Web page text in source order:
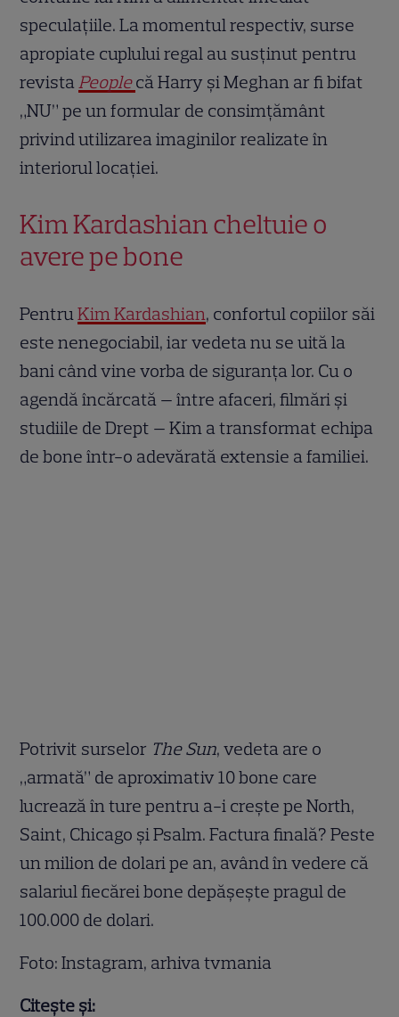
speculațiile. La momentul respectiv, surse
apropiate cuplului regal au susținut pentru
revista Peoplecă Harry și Meghan ar fi bifat
„NU” pe un formular de consimțământ
privind utilizarea imaginilor realizate în
interiorul locației.
Kim Kardashian cheltuie o
avere pe bone
PentruKim Kardashian, confortul copiilor săi
este nenegociabil, iar vedeta nu se uită la
bani când vine vorba de siguranța lor. Cu o
agendă încărcată — între afaceri, filmări și
studiile de Drept — Kim a transformat echipa
de bone într-o adevărată extensie a familiei.
Potrivit surselor The Sun, vedeta are o
„armată” de aproximativ 10 bone care
lucrează în ture pentru a-i crește pe North,
Saint, Chicago și Psalm. Factura finală? Peste
un milion de dolari pe an, având în vedere că
salariul fiecărei bone depășește pragul de
100.000 de dolari.
Foto: Instagram, arhiva tvmania
Citește și: